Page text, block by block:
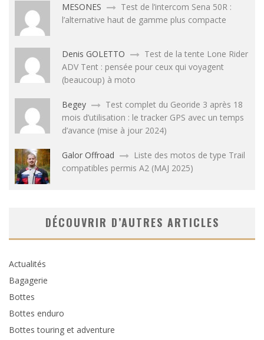
MESONES
Test de l’intercom Sena 50R :
l’alternative haut de gamme plus compacte
Denis GOLETTO
Test de la tente Lone Rider
ADV Tent : pensée pour ceux qui voyagent
(beaucoup) à moto
Begey
Test complet du Georide 3 après 18
mois d’utilisation : le tracker GPS avec un temps
d’avance (mise à jour 2024)
Galor Offroad
Liste des motos de type Trail
compatibles permis A2 (MAJ 2025)
DÉCOUVRIR D’AUTRES ARTICLES
Actualités
Bagagerie
Bottes
Bottes enduro
Bottes touring et adventure